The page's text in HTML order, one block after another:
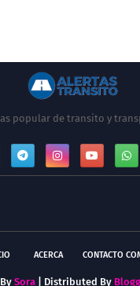
popular de transito y
ACERCA CONTACTO
Sora| Distributed By